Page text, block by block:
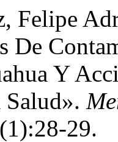
Felipe
De
Y
29.